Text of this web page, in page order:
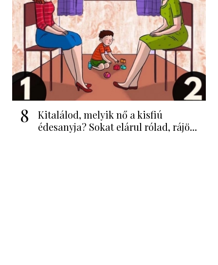
8
Kitalálod, melyik nő a kisfiú
édesanyja? Sokat elárul rólad, rájö...